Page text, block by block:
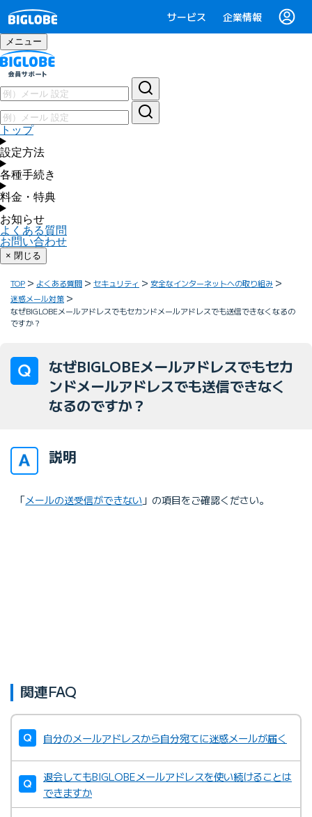
サービス 企業情報
メニュー
トップ
設定方法
各種手続き
料金・特典
お知らせ
よくある質問
お問い合わせ
× 閉じる
TOP よくある質問 セキュリティ
安全なインターネットへの取り組み
迷惑メール対策
なぜBIGLOBEメールアドレスでもセカンドメールアドレスでも送信できなくなるの
ですか？
なぜBIGLOBEメールアドレスでもセカ
ンドメールアドレスでも送信できなく
なるのですか？
説明
「メールの送受信ができない 」の項目をご確認ください。
関連FAQ
自分のメールアドレスから自分宛てに迷惑メールが届く
退会してもBIGLOBEメールアドレスを使い続けることは
できますか